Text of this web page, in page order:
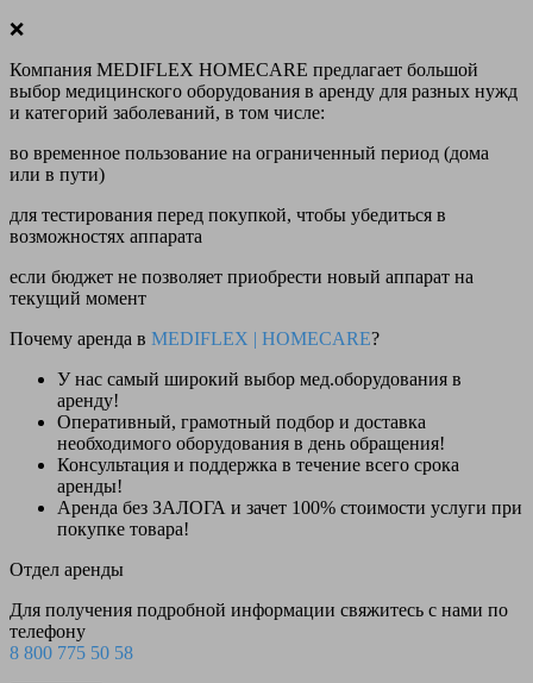
❌
Компания MEDIFLEX HOMECARE предлагает большой
выбор медицинского оборудования в аренду для разных нужд
и категорий заболеваний, в том числе:
во временное пользование на ограниченный период (дома
или в пути)
для тестирования перед покупкой, чтобы убедиться в
возможностях аппарата
если бюджет не позволяет приобрести новый аппарат на
текущий момент
Почему аренда в MEDIFLEX | HOMECARE?
У нас самый широкий выбор мед.оборудования в
аренду!
Оперативный, грамотный подбор и доставка
необходимого оборудования в день обращения!
Консультация и поддержка в течение всего срока
аренды!
Аренда без ЗАЛОГА и зачет 100% стоимости услуги при
покупке товара!
Отдел аренды
Для получения подробной информации свяжитесь с нами по
телефону
8 800 775 50 58